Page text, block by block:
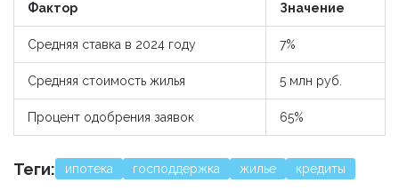
Фактор Значение
Средняя ставка в 2024 году 7%
Средняя стоимость жилья 5 млн руб.
Процент одобрения заявок 65%
Теги: ипотека господдержка жилье кредиты